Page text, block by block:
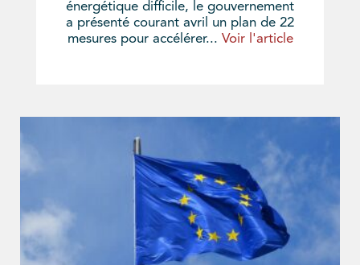
énergétique difficile, le gouvernement
a présenté courant avril un plan de 22
mesures pour accélérer... Voir l'article